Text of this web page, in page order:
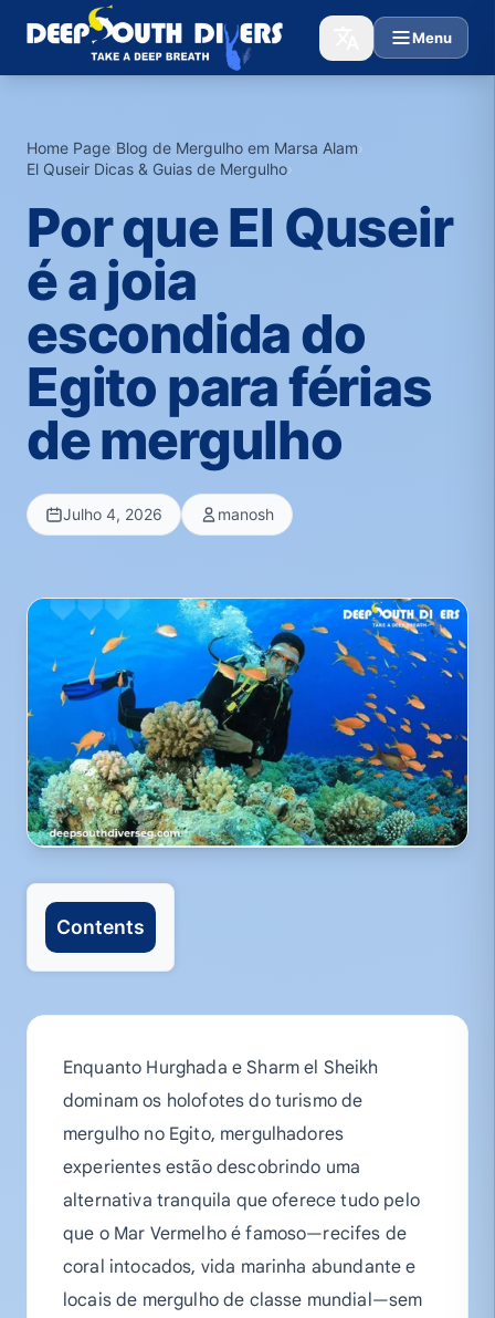
Menu
Home Page›Blog de Mergulho em Marsa Alam›
El Quseir Dicas & Guias de Mergulho›
Por que El Quseir
é a joia
escondida do
Egito para férias
de mergulho
Julho 4, 2026 manosh
Contents
Enquanto Hurghada e Sharm el Sheikh
dominam os holofotes do turismo de
mergulho no Egito, mergulhadores
experientes estão descobrindo uma
alternativa tranquila que oferece tudo pelo
que o Mar Vermelho é famoso—recifes de
coral intocados, vida marinha abundante e
locais de mergulho de classe mundial—sem